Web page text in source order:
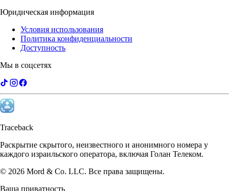
Юридическая информация
Условия использования
Политика конфиденциальности
Доступность
Мы в соцсетях
Traceback
Раскрытие скрытого, неизвестного и анонимного номера у
каждого израильского оператора, включая Голан Телеком.
© 2026 Mord & Co. LLC. Все права защищены.
Ваша приватность